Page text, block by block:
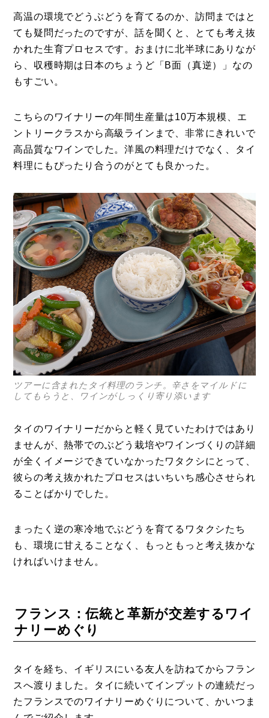
高温の環境でどうぶどうを育てるのか、訪問まではと
ても疑問だったのですが、話を聞くと、とても考え抜
かれた生育プロセスです。おまけに北半球にありなが
ら、収穫時期は日本のちょうど「B面（真逆）」なの
もすごい。
こちらのワイナリーの年間生産量は10万本規模、エ
ントリークラスから高級ラインまで、非常にきれいで
高品質なワインでした。洋風の料理だけでなく、タイ
料理にもぴったり合うのがとても良かった。
ツアーに含まれたタイ料理のランチ。辛さをマイルドに
してもらうと、ワインがしっくり寄り添います
タイのワイナリーだからと軽く見ていたわけではあり
ませんが、熱帯でのぶどう栽培やワインづくりの詳細
が全くイメージできていなかったワタクシにとって、
彼らの考え抜かれたプロセスはいちいち感心させられ
ることばかりでした。
まったく逆の寒冷地でぶどうを育てるワタクシたち
も、環境に甘えることなく、もっともっと考え抜かな
ければいけません。
フランス：伝統と革新が交差するワイ
ナリーめぐり
タイを経ち、イギリスにいる友人を訪ねてからフラン
スへ渡りました。タイに続いてインプットの連続だっ
たフランスでのワイナリーめぐりについて、かいつま